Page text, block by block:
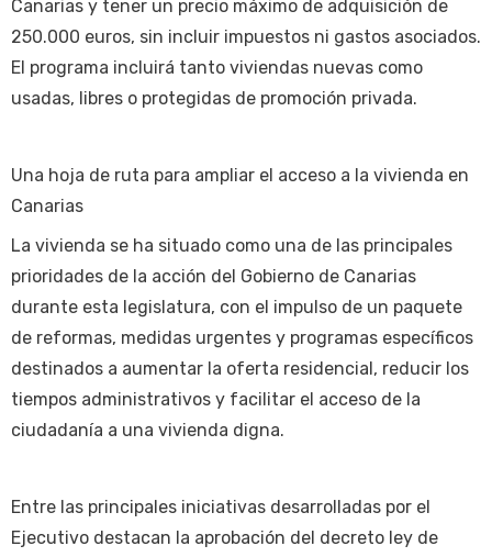
Canarias y tener un precio máximo de adquisición de
250.000 euros, sin incluir impuestos ni gastos asociados.
El programa incluirá tanto viviendas nuevas como
usadas, libres o protegidas de promoción privada.
Una hoja de ruta para ampliar el acceso a la vivienda en
Canarias
La vivienda se ha situado como una de las principales
prioridades de la acción del Gobierno de Canarias
durante esta legislatura, con el impulso de un paquete
de reformas, medidas urgentes y programas específicos
destinados a aumentar la oferta residencial, reducir los
tiempos administrativos y facilitar el acceso de la
ciudadanía a una vivienda digna.
Entre las principales iniciativas desarrolladas por el
Ejecutivo destacan la aprobación del decreto ley de